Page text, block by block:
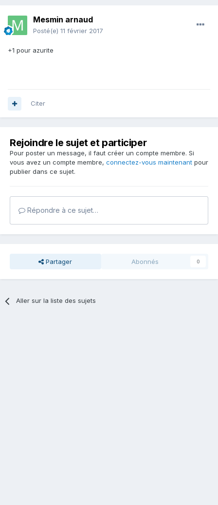
Mesmin arnaud
Posté(e) 11 février 2017
+1 pour azurite
Citer
Rejoindre le sujet et participer
Pour poster un message, il faut créer un compte membre. Si
vous avez un compte membre, connectez-vous maintenant pour
publier dans ce sujet.
Répondre à ce sujet…
Partager Abonnés 0
Aller sur la liste des sujets